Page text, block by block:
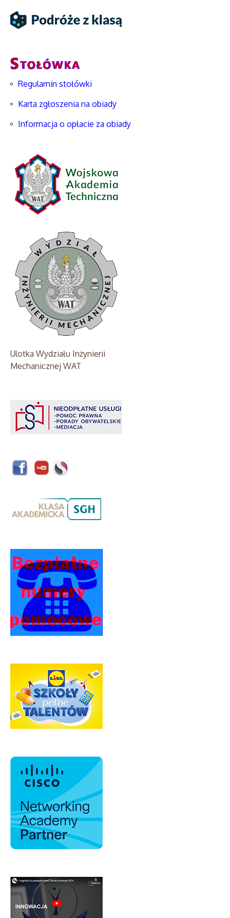
Regulamin stołówki
Karta zgłoszenia na obiady
Informacja o opłacie za obiady
Ulotka Wydziału Inżynierii
Mechanicznej WAT